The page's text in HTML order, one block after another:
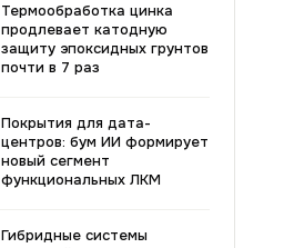
Термообработка цинка
продлевает катодную
защиту эпоксидных грунтов
почти в 7 раз
Покрытия для дата-
центров: бум ИИ формирует
новый сегмент
функциональных ЛКМ
Гибридные системы